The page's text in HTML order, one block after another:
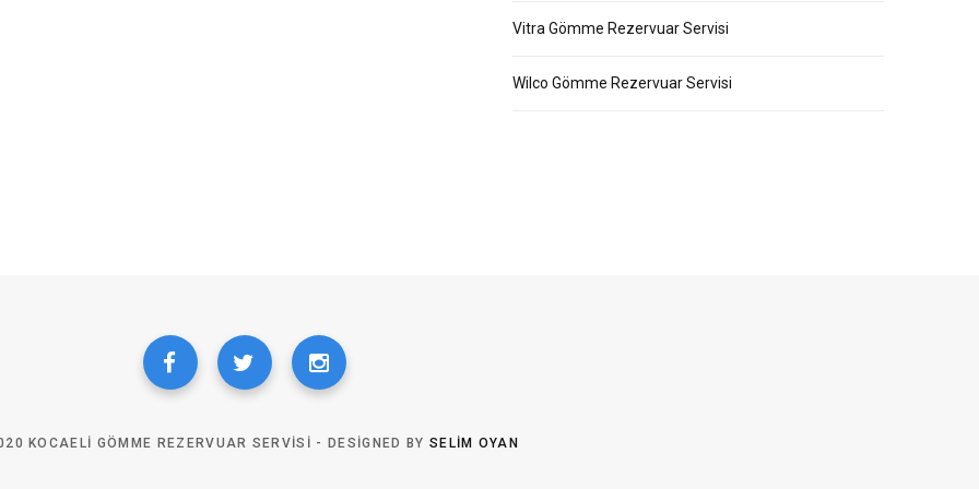
Vitra Gömme Rezervuar Servisi
Wilco Gömme Rezervuar Servisi
KOCAELI GÖMME REZERVUAR SERVISI - DESIGNED BY SELIM OYAN